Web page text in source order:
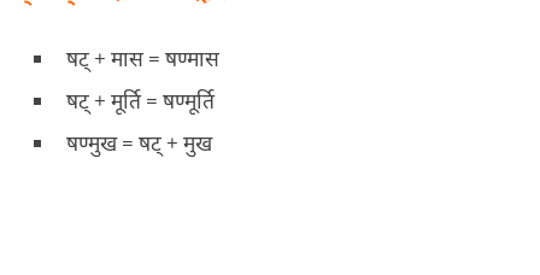
षट् + मास = षण्मास
षट् + मूर्ति = षण्मूर्ति
षण्मुख = षट् + मुख